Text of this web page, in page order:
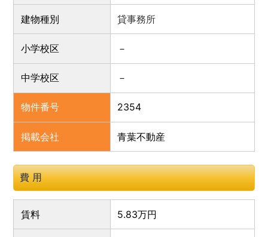
建物種別 貸事務所
小学校区
中学校区
物件番号 2354
掲載会社 青葉不動産
費 用
賃料 5.83万円